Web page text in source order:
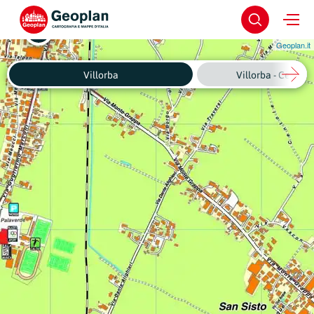
Geoplan.it
Villorba Villorba - Centro